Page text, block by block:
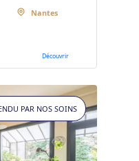
Nantes
Découvrir
PAR NOS SOINS